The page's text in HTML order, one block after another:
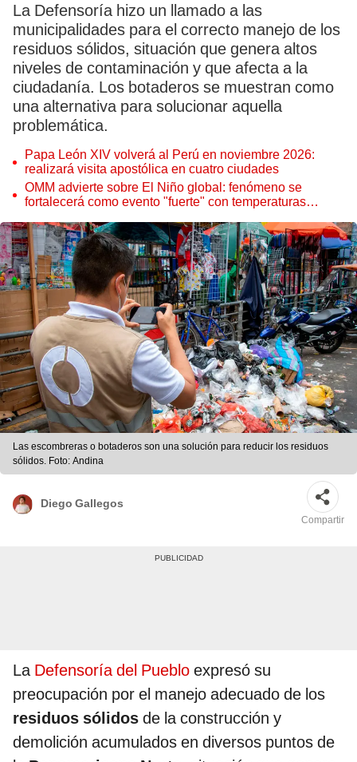
La Defensoría hizo un llamado a las
municipalidades para el correcto manejo de los
residuos sólidos, situación que genera altos
niveles de contaminación y que afecta a la
ciudadanía. Los botaderos se muestran como
una alternativa para solucionar aquella
problemática.
Papa León XIV volverá al Perú en noviembre 2026:
realizará visita apostólica en cuatro ciudades
OMM advierte sobre El Niño global: fenómeno se
fortalecerá como evento "fuerte" con temperaturas
Las escombreras o botaderos son una solución para reducir los residuos
sólidos. Foto: Andina
Diego Gallegos
Compartir
La Defensoría del Pueblo expresó su
preocupación por el manejo adecuado de los
residuos sólidos de la construcción y
demolición acumulados en diversos puntos de